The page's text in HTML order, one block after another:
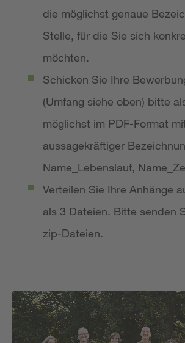
die möglichst genaue
Stelle, für die Sie sich
möchten.
Schicken Sie Ihre
(Umfang siehe oben) bitte
möglichst im PDF-Format
aussagekräftiger
Name_Lebenslauf,
Verteilen Sie Ihre Anhänge
als 3 Dateien. Bitte senden
zip-Dateien.